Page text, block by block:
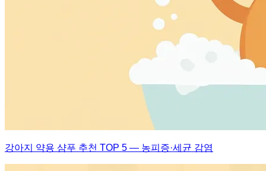
강아지 약용 샴푸 추천 TOP 5 — 농피증·세균 감염